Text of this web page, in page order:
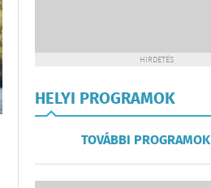
HIRDETÉS
HELYI PROGRAMOK
TOVÁBBI PROGRAMOK